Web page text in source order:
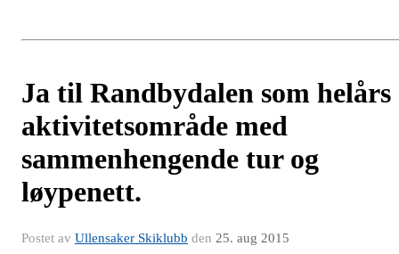
Ja til Randbydalen som helårs
aktivitetsområde med
sammenhengende tur og
løypenett.
Postet av Ullensaker Skiklubb den 25. aug 2015